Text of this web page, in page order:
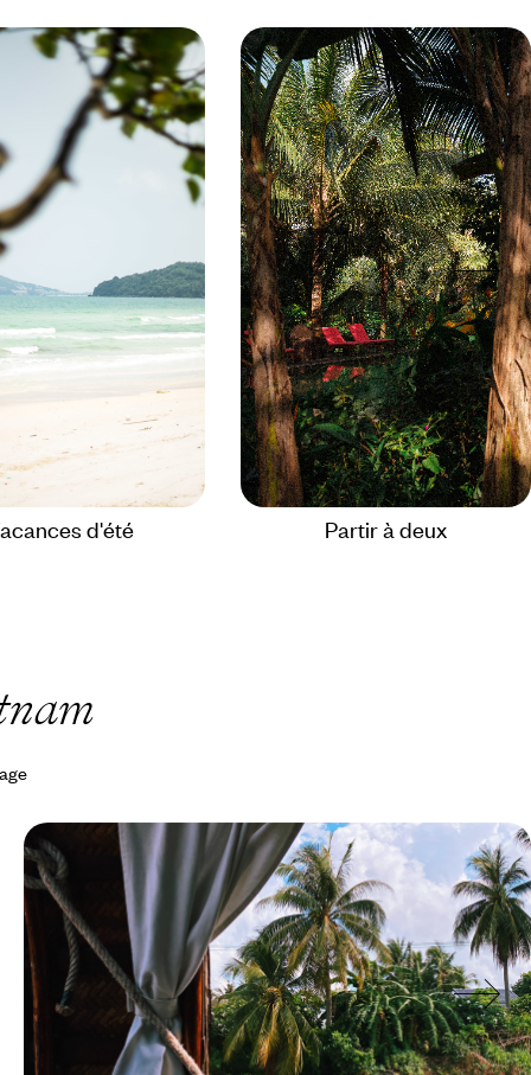
d'été Partir à deux